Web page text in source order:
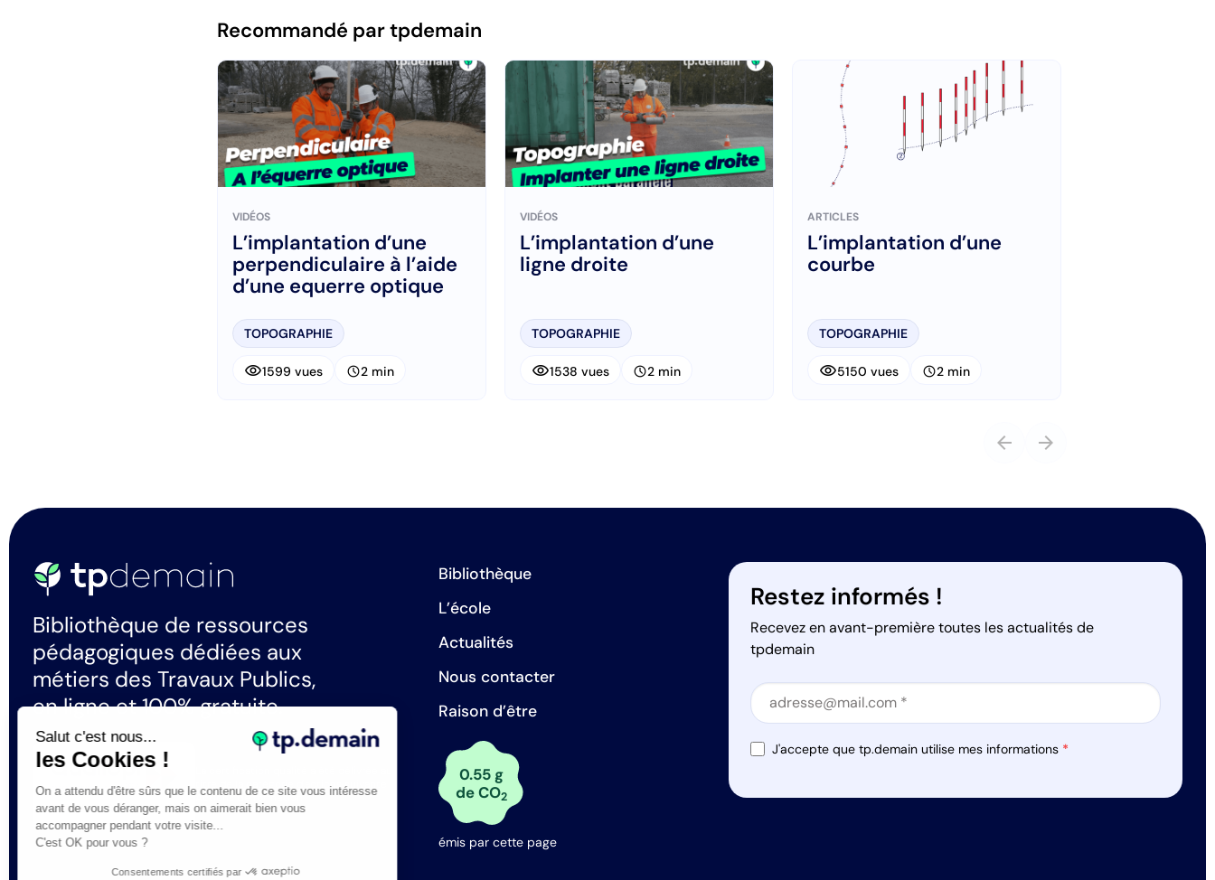
Recommandé par tpdemain
VIDÉOS
L’implantation d’une
perpendiculaire à l’aide
d’une equerre optique
TOPOGRAPHIE
visibility1599 vues schedule2 min
VIDÉOS
L’implantation d’une
ligne droite
TOPOGRAPHIE
visibility1538 vues schedule2 min
ARTICLES
L’implantation d’une
courbe
TOPOGRAPHIE
visibility5150 vues schedule2 min
arrow_back arrow_forward
Bibliothèque de ressources
pédagogiques dédiées aux
métiers des Travaux Publics,
en ligne et 100% gratuite.
titre de la catégorie d'actions suivante :
Actions de formation
Bibliothèque
L’école
Actualités
Nous contacter
Raison d’être
0.55 g
de CO2
émis par cette page
Restez informés !
Recevez en avant-première toutes les actualités de
tpdemain
Section
Section
J'accepte que tp.demain utilise mes informations *
Salut c'est nous...
les Cookies !
On a attendu d'être sûrs que le contenu de ce site vous intéresse
avant de vous déranger, mais on aimerait bien vous
accompagner pendant votre visite...
C'est OK pour vous ?
Consentements certifiés par